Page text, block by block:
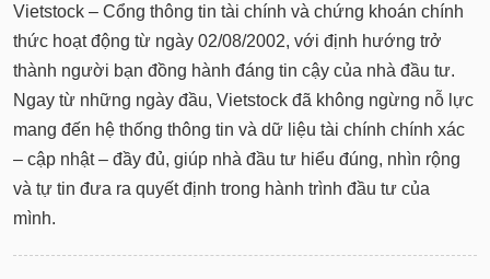
Vietstock – Cổng thông tin tài chính và chứng khoán chính
thức hoạt động từ ngày 02/08/2002, với định hướng trở
thành người bạn đồng hành đáng tin cậy của nhà đầu tư.
Ngay từ những ngày đầu, Vietstock đã không ngừng nỗ lực
mang đến hệ thống thông tin và dữ liệu tài chính chính xác
– cập nhật – đầy đủ, giúp nhà đầu tư hiểu đúng, nhìn rộng
và tự tin đưa ra quyết định trong hành trình đầu tư của
mình.